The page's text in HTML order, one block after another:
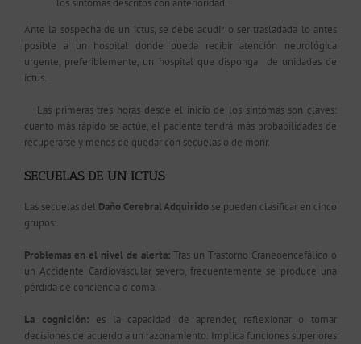
los síntomas descritos con anterioridad.
Ante la sospecha de un ictus, se debe acudir o ser trasladada lo antes
posible a un hospital donde pueda recibir atención neurológica
urgente, preferiblemente, un hospital que disponga de unidades de
ictus.
Las primeras tres horas desde el inicio de los síntomas son claves:
cuanto más rápido se actúe, el paciente tendrá más probabilidades de
recuperarse y menos de quedar con secuelas o de morir.
SECUELAS DE UN ICTUS
Las secuelas del Daño Cerebral Adquirido se pueden clasificar en cinco
grupos:
Problemas en el nivel de alerta:Tras un Trastorno Craneoencefálico o
un Accidente Cardiovascular severo, frecuentemente se produce una
pérdida de conciencia o coma.
La cognición: es la capacidad de aprender, reflexionar o tomar
decisiones de acuerdo a un razonamiento. Implica funciones superiores